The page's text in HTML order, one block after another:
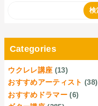
Categories
ウクレレ講座 (13)
おすすめアーティスト (38)
おすすめドラマー (6)